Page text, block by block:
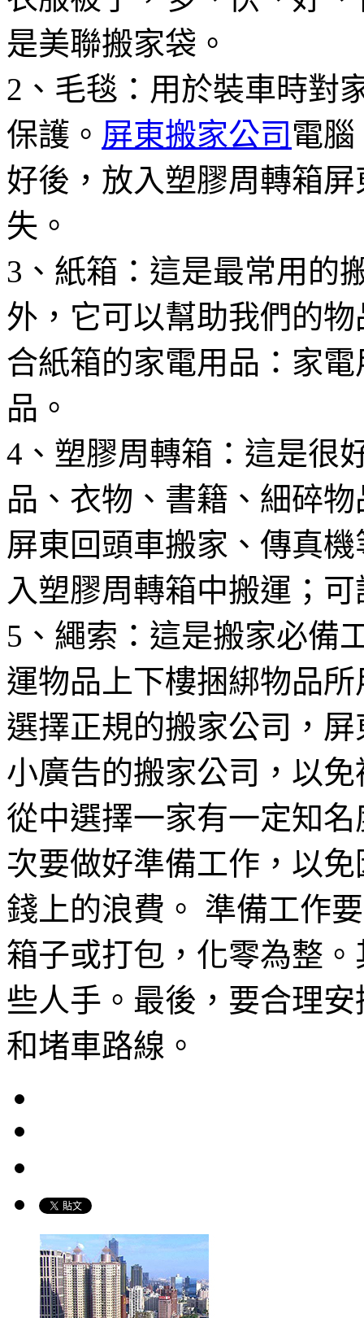
是美聯搬家袋。
2、毛毯：用於裝車時對
保護。 屏東搬家公司 電
好後，放入塑膠周轉箱
失。
3、紙箱：這是最常用的
外，它可以幫助我們的
合紙箱的家電用品：家
品。
4、塑膠周轉箱：這是很
品、衣物、書籍、細碎
屏東回頭車搬家、傳真
入塑膠周轉箱中搬運；
5、繩索：這是搬家必備
運物品上下樓捆綁物品
選擇正規的搬家公司，
小廣告的搬家公司，以
從中選擇一家有一定知
次要做好準備工作，以
錢上的浪費。 準備工作
箱子或打包，化零為整
些人手。最後，要合理
和堵車路線。